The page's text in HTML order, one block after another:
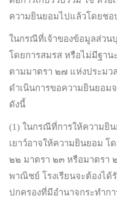
ความยินยอมไปแล้วโดยชอ
ในกรณีที่เจ้าของข้อมูลส่วน
โดยการสมรส หรือไม่มีฐา
ตามมาตรา ๒๗ แห่งประมว
ดำเนินการขอความยินยอม
ดังนี้
(1) ในกรณีที่การให้ความยิน
เยาว์อาจให้ความยินยอม
๒๒ มาตรา ๒๓ หรือมาตรา
พาณิชย์ โรงเรียนจะต้องได้
ปกครองที่มีอำนาจกระทำก